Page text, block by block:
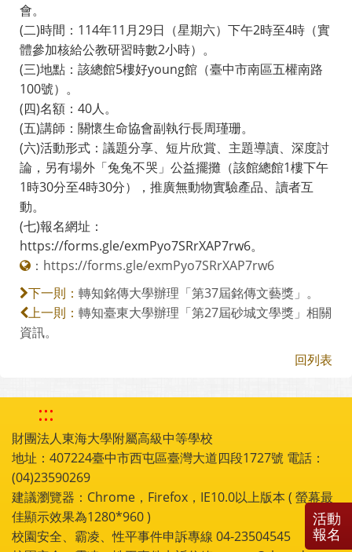
會。
(二)時間：114年11月29日（星期六）下午2時至4時（實
體參加核給公教研習時數2小時）。
(三)地點：該總館5樓好young館（臺中市南區五權南路
100號）。
(四)名額：40人。
(五)講師：關懷生命協會副執行長周瑾珊。
(六)活動形式：議題分享、短片欣賞、主題導讀、深度討
論，另有場外「兔兔不哭」公益擺攤（該館總館1樓下午
1時30分至4時30分），推廣無動物實驗產品、讀者互
動。
(七)報名網址：
https://forms.gle/exmPyo7SRrXAP7rw6。
： https://forms.gle/exmPyo7SRrXAP7rw6
下一則： 轉知銘傳大學辦理「第37屆銘傳文藝獎」。
上一則： 轉知臺東大學辦理「第27屆砂城文學獎」相關
資訊。
回列表
:::
財團法人東海大學附屬高級中等學校
地址：407224臺中市西屯區臺灣大道四段1727號 電話：
(04)23590269
建議瀏覽器：Chrome，Firefox，IE10.0以上版本 ( 螢幕最
佳顯示效果為1280*960 )
校園安全、霸凌、性平事件申訴專線 04-23504545
活動
報名